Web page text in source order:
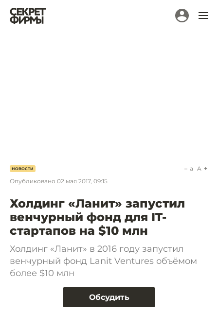
НОВОСТИ
Опубликовано 02 мая 2017, 09:15
a A
Холдинг «Ланит» запустил
венчурный фонд для IT-
стартапов на $10 млн
Холдинг «Ланит» в 2016 году запустил
венчурный фонд Lanit Ventures объёмом
более $10 млн
Обсудить